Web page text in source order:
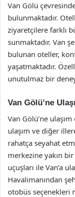
Van Gölü
bulunmaktadır.
ziyaretçilere farklı
sunmaktadır. Van
bulunan oteller,
yaşatmaktadır.
unutulmaz bir
Van Gölü’ne
Van Gölü’ne
ulaşım ve diğer
rahatça seyahat
merkezine yakın
uçuşları ile Van’a
Havalimanından
otobüs seçenekleri